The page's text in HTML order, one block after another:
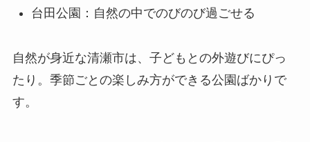
台田公園：自然の中でのびのび過ごせる
自然が身近な清瀬市は、子どもとの外遊びにぴっ
たり。季節ごとの楽しみ方ができる公園ばかりで
す。